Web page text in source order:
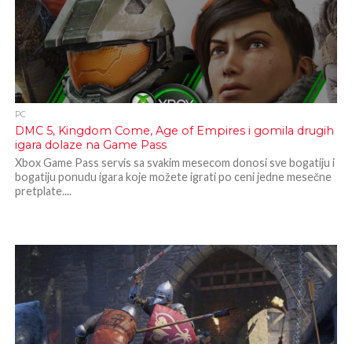
PC
DMC 5, Kingdom Come, Age of Empires i gomila drugih
igara dolaze na Game Pass
Xbox Game Pass servis sa svakim mesecom donosi sve bogatiju i
bogatiju ponudu igara koje možete igrati po ceni jedne mesečne
pretplate....